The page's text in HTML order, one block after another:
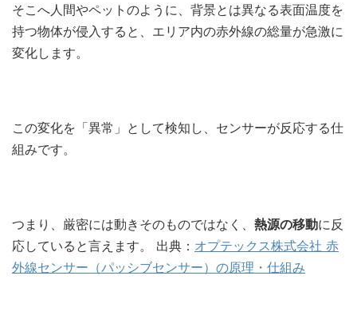
そこへ人間やペットのように、背景とは異なる表面温度を
持つ物体が侵入すると、エリア内の赤外線の総量が急激に
変化します。
この変化を「異常」として検知し、センサーが反応する仕
組みです。
つまり、厳密には動きそのものではなく、 熱源の移動に反
応していると言えます。 出典： オプテックス株式会社 赤
外線センサー（パッシブセンサー）の原理・仕組み